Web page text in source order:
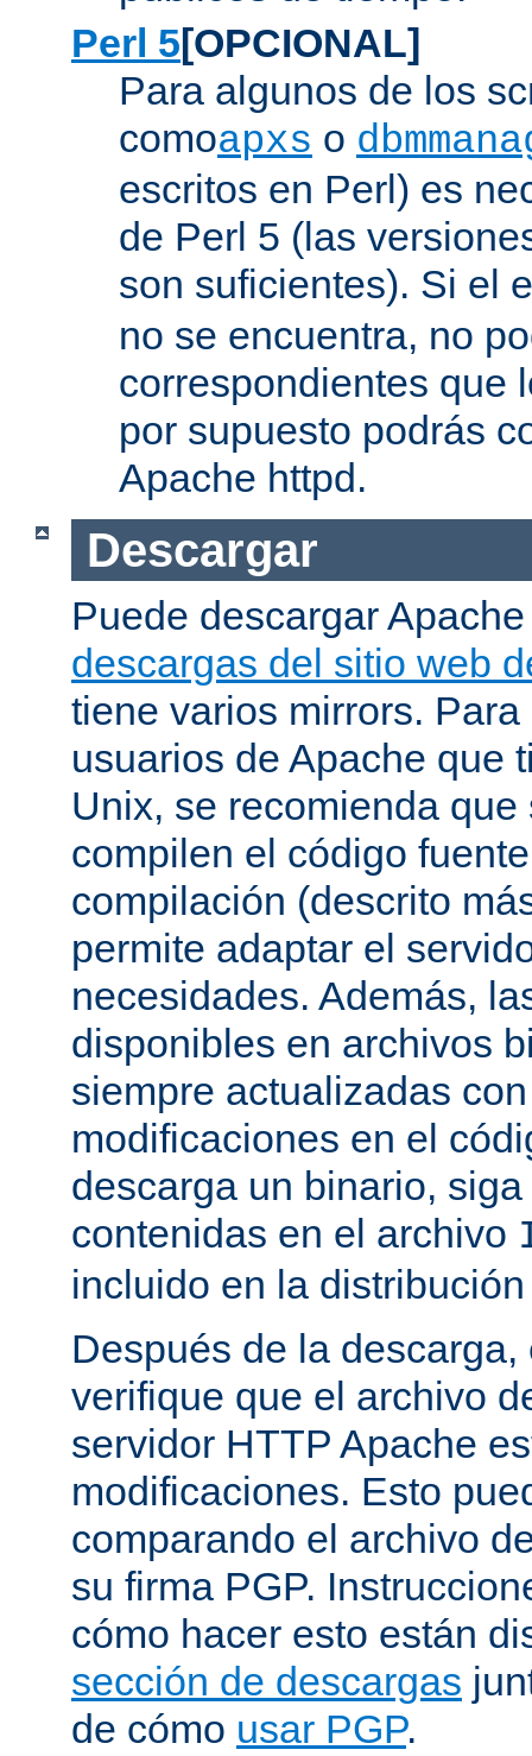
Perl 5[OPCIONAL]
Para algunos de los
comoapxs o
escritos en Perl) es
de Perl 5 (las
son suficientes). Si el
no se encuentra, no
correspondientes que
por supuesto podrás
Apache httpd.
Descargar
Puede descargar
descargas del sitio web
tiene varios mirrors.
usuarios de Apache que
Unix, se recomienda
compilen el código
compilación (descrito
permite adaptar el
necesidades. Además,
disponibles en archivos
siempre actualizadas
modificaciones en el
descarga un binario,
contenidas en el archivo
incluido en la distribución
Después de la
verifique que el archivo
servidor HTTP Apache
modificaciones. Esto
comparando el archivo
su firma PGP.
cómo hacer esto están
sección de descargas
de cómo usar PGP.